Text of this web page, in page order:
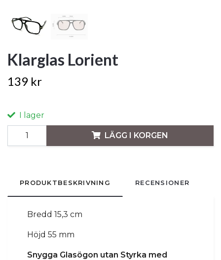
Klarglas Lorient
139 kr
I lager
LÄGG I KORGEN
PRODUKTBESKRIVNING RECENSIONER
Bredd 15,3 cm
Höjd 55 mm
Snygga Glasögon utan Styrka med